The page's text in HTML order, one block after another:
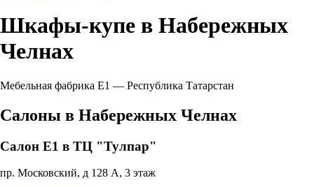
Шкафы-купе в Набережных
Челнах
Мебельная фабрика Е1 — Республика Татарстан
Салоны в Набережных Челнах
Салон Е1 в ТЦ "Тулпар"
пр. Московский, д 128 А, 3 этаж